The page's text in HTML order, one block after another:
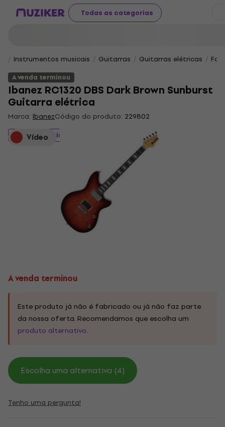
Todas as categorias
Instrumentos musicais Guitarras Guitarras elétricas
A venda terminou
Ibanez RC1320 DBS Dark Brown Sunburst
Guitarra elétrica
Marca: IbanezCódigo do produto: 229802
Vídeo
A venda terminou
A venda terminou
Este produto já não é fabricado ou já não faz parte
da nossa oferta. Recomendamos que escolha um
produto alternativo.
Escolha uma alternativa (4)
Tenho uma pergunta!